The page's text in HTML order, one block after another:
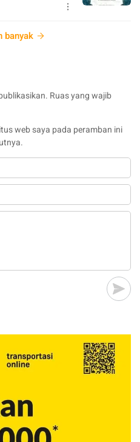
banyak
Ruas yang wajib
web saya pada peramban ini